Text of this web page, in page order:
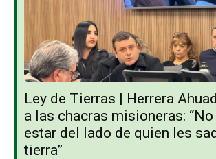
Ley de Tierras | Herrera
a las chacras misioneras: “No
estar del lado de quien les
tierra”